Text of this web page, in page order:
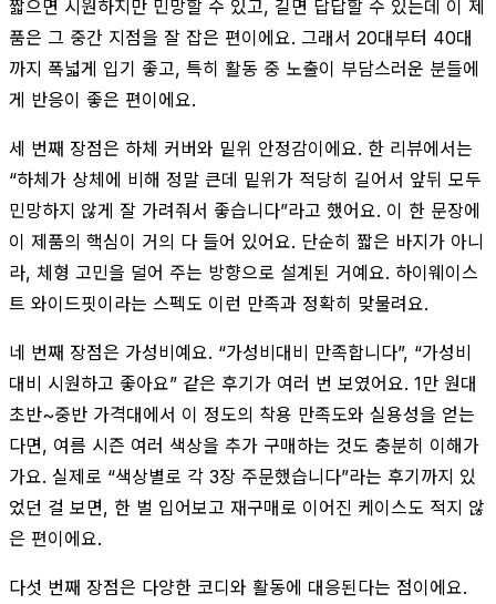
짧으면 시원하지만 민망할 수 있고, 길면 답답할 수 있는데 이 제
품은 그 중간 지점을 잘 잡은 편이에요. 그래서 20대부터 40대
까지 폭넓게 입기 좋고, 특히 활동 중 노출이 부담스러운 분들에
게 반응이 좋은 편이에요.
세 번째 장점은 하체 커버와 밑위 안정감이에요. 한 리뷰에서는
“하체가 상체에 비해 정말 큰데 밑위가 적당히 길어서 앞뒤 모두
민망하지 않게 잘 가려줘서 좋습니다”라고 했어요. 이 한 문장에
이 제품의 핵심이 거의 다 들어 있어요. 단순히 짧은 바지가 아니
라, 체형 고민을 덜어 주는 방향으로 설계된 거예요. 하이웨이스
트 와이드핏이라는 스펙도 이런 만족과 정확히 맞물려요.
네 번째 장점은 가성비예요. “가성비대비 만족합니다”, “가성비
대비 시원하고 좋아요” 같은 후기가 여러 번 보였어요. 1만 원대
초반~중반 가격대에서 이 정도의 착용 만족도와 실용성을 얻는
다면, 여름 시즌 여러 색상을 추가 구매하는 것도 충분히 이해가
가요. 실제로 “색상별로 각 3장 주문했습니다”라는 후기까지 있
었던 걸 보면, 한 벌 입어보고 재구매로 이어진 케이스도 적지 않
은 편이에요.
다섯 번째 장점은 다양한 코디와 활동에 대응된다는 점이에요.